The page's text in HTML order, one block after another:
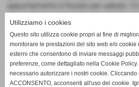
appuntamento è fissato per sabato 15
SCUOLA CICALA: 1 Piccioni, 2
Fusini, 5 Montemagno, 6 Grimaz, 7
Ferrando, 10 Ottonello, 11 Astrea, 13
All.: Bianchi-De Felice.
MARCATORI: Astrea 2, Ferrando
Utilizziamo i cookies
Questo sito utilizza cookie propri al fine di
monitorare le prestazioni del sito web e/o cookie
esterni che consentono di inviare messaggi
preferenze, come dettagliato nella Cookie
necessario autorizzare i nostri cookie. Cliccando
ACCONSENTO, acconsenti all'uso dei cookie.